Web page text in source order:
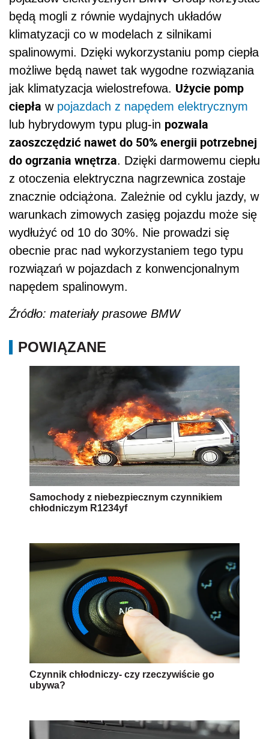
będą mogli z równie wydajnych układów
klimatyzacji co w modelach z silnikami
spalinowymi. Dzięki wykorzystaniu pomp ciepła
możliwe będą nawet tak wygodne rozwiązania
jak klimatyzacja wielostrefowa. Użycie pomp
ciepła w pojazdach z napędem elektrycznym
lub hybrydowym typu plug-in pozwala
zaoszczędzić nawet do 50% energii potrzebnej
do ogrzania wnętrza. Dzięki darmowemu ciepłu
z otoczenia elektryczna nagrzewnica zostaje
znacznie odciążona. Zależnie od cyklu jazdy, w
warunkach zimowych zasięg pojazdu może się
wydłużyć od 10 do 30%. Nie prowadzi się
obecnie prac nad wykorzystaniem tego typu
rozwiązań w pojazdach z konwencjonalnym
napędem spalinowym.
Źródło: materiały prasowe BMW
POWIĄZANE
Samochody z niebezpiecznym czynnikiem
chłodniczym R1234yf
Czynnik chłodniczy- czy rzeczywiście go
ubywa?